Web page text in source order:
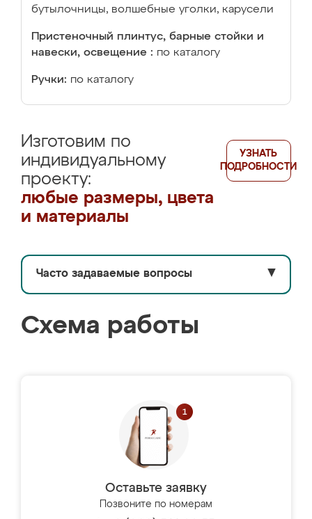
бутылочницы, волшебные уголки, карусели
Пристеночный плинтус, барные стойки и
навески, освещение : по каталогу
Ручки: по каталогу
Изготовим по
индивидуальному
проекту:
любые размеры, цвета
и материалы
УЗНАТЬ
ПОДРОБНОСТИ
Часто задаваемые вопросы ▼
Схема работы
Оставьте заявку
Позвоните по номерам